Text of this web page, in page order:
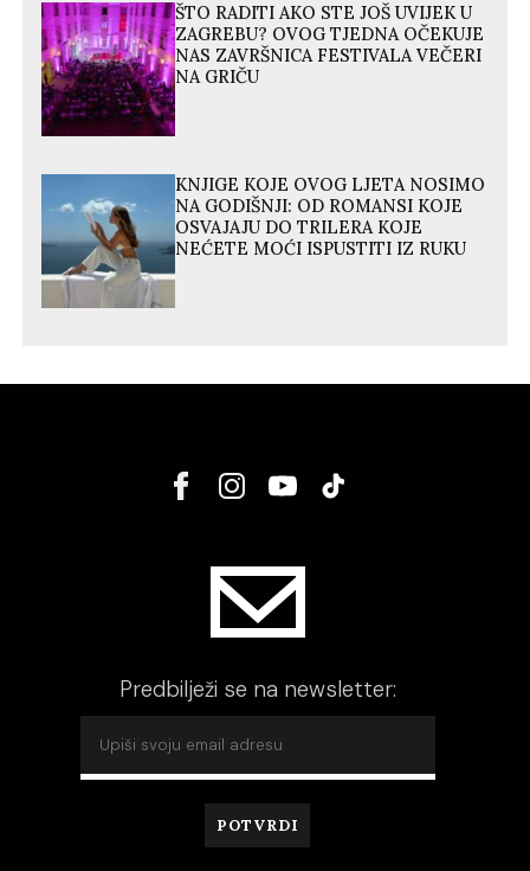
ŠTO RADITI AKO STE JOŠ UVIJEK U
ZAGREBU? OVOG TJEDNA OČEKUJE
NAS ZAVRŠNICA FESTIVALA VEČERI
NA GRIČU
KNJIGE KOJE OVOG LJETA NOSIMO
NA GODIŠNJI: OD ROMANSI KOJE
OSVAJAJU DO TRILERA KOJE
NEĆETE MOĆI ISPUSTITI IZ RUKU
Predbilježi se na newsletter: